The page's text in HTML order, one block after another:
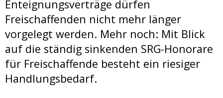
Enteignungsverträge dürfen
Freischaffenden nicht mehr länger
vorgelegt werden. Mehr noch: Mit Blick
auf die ständig sinkenden SRG-Honorare
für Freischaffende besteht ein riesiger
Handlungsbedarf.